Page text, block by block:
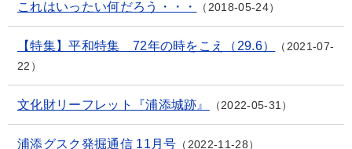
これはいったい何だろう・・・ 2018-05-24
【特集】平和特集 72年の時をこえ（29.6）
2021-07-
22
文化財リーフレット『浦添城跡』 2022-05-31
浦添グスク発掘通信 11月号 2022-11-28